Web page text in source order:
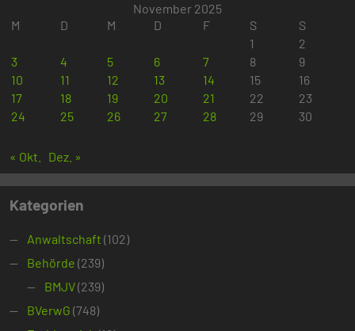
November 2025
M
D M D F S
S
1
2
3
4 5 6 7 8
9
10
11 12 13 14 15
16
17
18 19 20 21 22
23
24
25 26 27 28 29 30
« Okt. Dez. »
Kategorien
Anwaltschaft (102)
Behörde (239)
BMJV(239)
BVerwG (748)